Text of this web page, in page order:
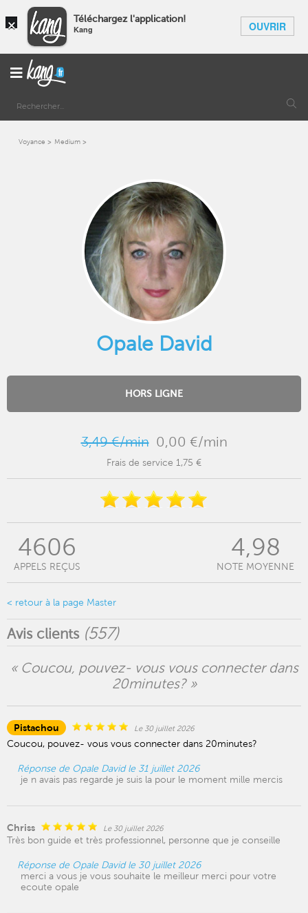
× Téléchargez l'application!
Kang OUVRIR
Voyance Medium
Opale David
HORS LIGNE
3,49 €/min 0,00 €/min
Frais de service 1,75 €
4606
APPELS REÇUS
4,98
NOTE MOYENNE
< retour à la page Master
Avis clients (557)
« Coucou, pouvez- vous vous connecter dans
20minutes? »
Pistachou Le 30 juillet 2026
Coucou, pouvez- vous vous connecter dans 20minutes?
Réponse de Opale David le 31 juillet 2026
je n avais pas regarde je suis la pour le moment mille mercis
Chriss Le 30 juillet 2026
Très bon guide et très professionnel, personne que je conseille
Réponse de Opale David le 30 juillet 2026
merci a vous je vous souhaite le meilleur merci pour votre
ecoute opale